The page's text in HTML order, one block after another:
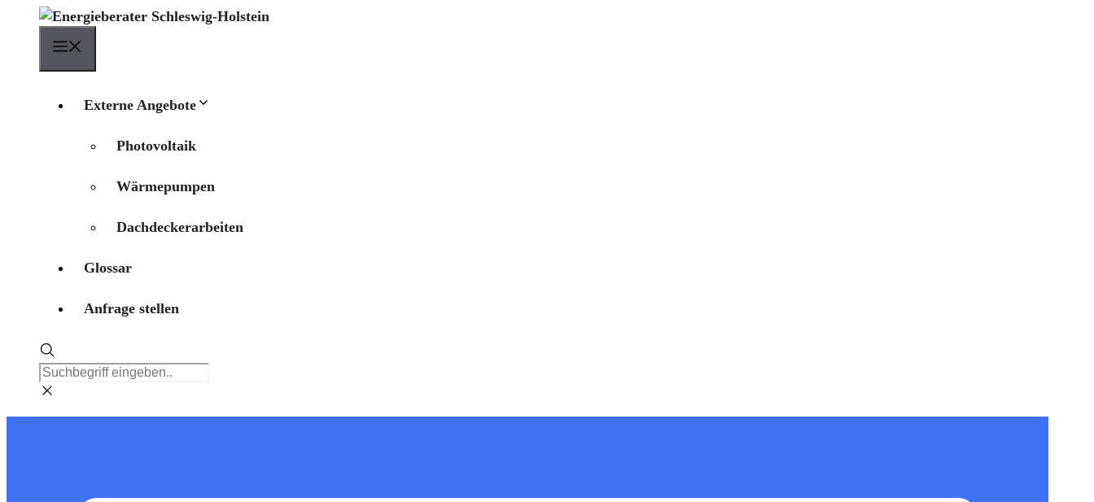
Externe Angebote
Photovoltaik
Wärmepumpen
Dachdeckerarbeiten
Glossar
Anfrage stellen